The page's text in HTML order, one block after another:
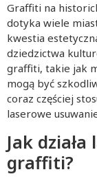
Graffiti na
dotyka wiele
kwestia
dziedzictwa
graffiti, takie jak
mogą być
coraz częściej
laserowe
Jak
graffiti?